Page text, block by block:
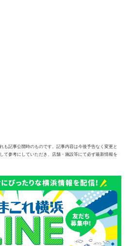
も記事公開時のものです。記事内容は今後予告なく変更と
て参考にしていただき、店舗・施設等にて必ず最新情報を